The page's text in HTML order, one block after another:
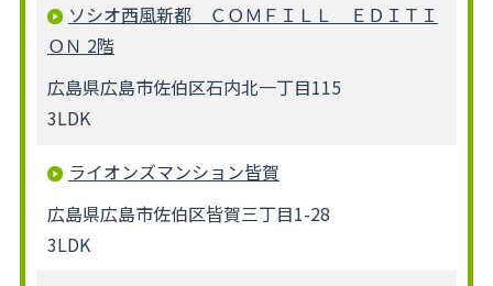
ソシオ西風新都 ＣＯＭＦＩＬＬ ＥＤＩＴＩ
ＯＮ 2階
広島県広島市佐伯区石内北一丁目115
3LDK
ライオンズマンション皆賀
広島県広島市佐伯区皆賀三丁目1-28
3LDK